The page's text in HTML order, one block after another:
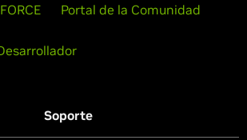
Portal de la Comunidad
Soporte